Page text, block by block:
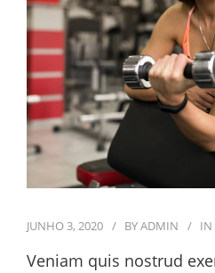
JUNHO 3, 2020 BYADMIN IN
Veniam quis nostrud